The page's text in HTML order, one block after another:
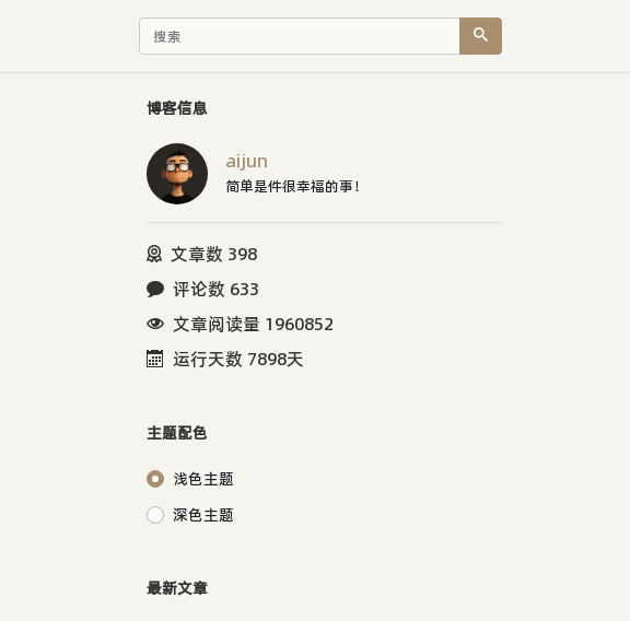
博客信息
aijun
简单是件很幸福的事！
文章数 398
评论数 633
文章阅读量 1960852
运行天数 7898天
主题配色
浅色主题
深色主题
最新文章